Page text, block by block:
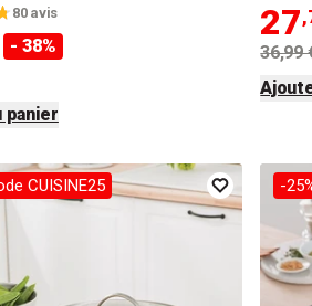
80 avis
- 38%
panier
27
36,99
CUISINE25 -